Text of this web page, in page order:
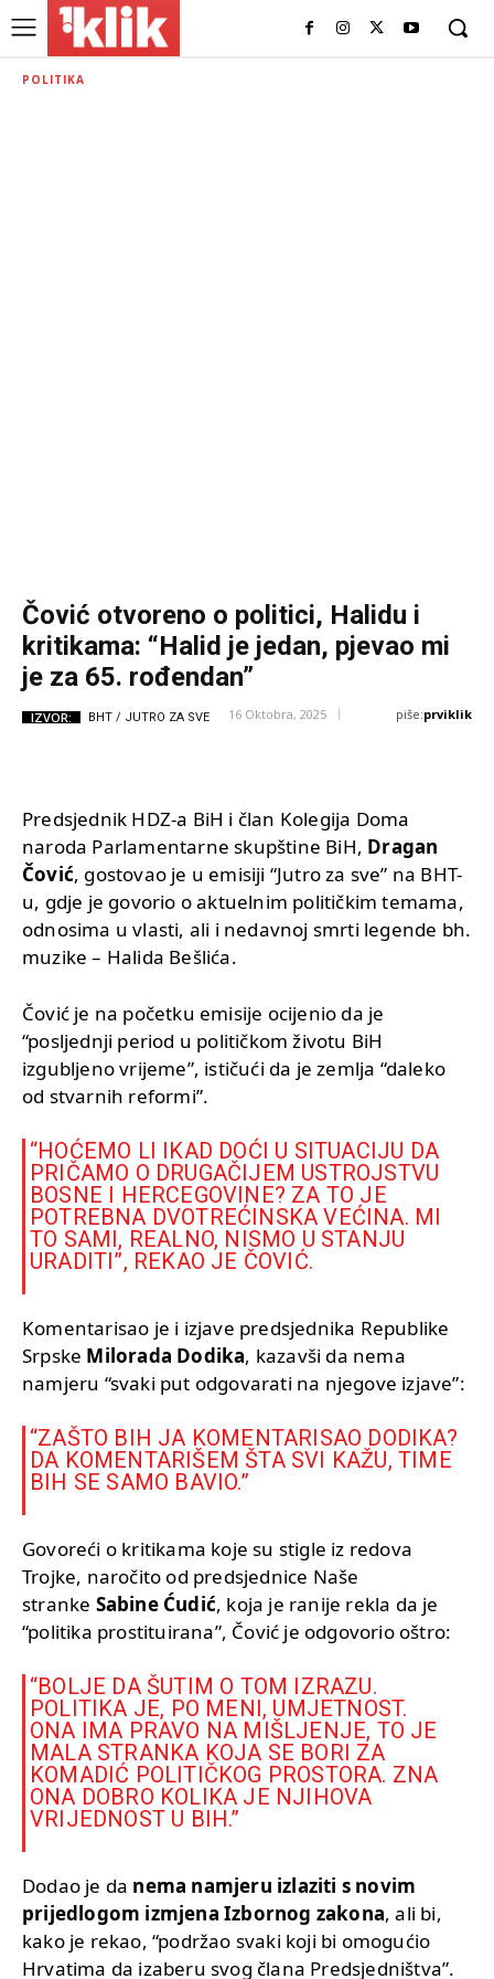
POLITIKA
Čović otvoreno o politici, Halidu i
kritikama: “Halid je jedan, pjevao mi
je za 65. rođendan”
IZVOR: BHT / JUTRO ZA SVE 16 Oktobra, 2025 piše:prviklik
Predsjednik HDZ-a BiH i član Kolegija Doma
naroda Parlamentarne skupštine BiH, Dragan
Čović, gostovao je u emisiji “Jutro za sve” na BHT-
u, gdje je govorio o aktuelnim političkim temama,
odnosima u vlasti, ali i nedavnoj smrti legende bh.
muzike – Halida Bešlića.
Čović je na početku emisije ocijenio da je
“posljednji period u političkom životu BiH
izgubljeno vrijeme”, ističući da je zemlja “daleko
od stvarnih reformi”.
“HOĆEMO LI IKAD DOĆI U SITUACIJU DA
PRIČAMO O DRUGAČIJEM USTROJSTVU
BOSNE I HERCEGOVINE? ZA TO JE
POTREBNA DVOTREĆINSKA VEĆINA. MI
TO SAMI, REALNO, NISMO U STANJU
URADITI”, REKAO JE ČOVIĆ.
Komentarisao je i izjave predsjednika Republike
Srpske Milorada Dodika, kazavši da nema
namjeru “svaki put odgovarati na njegove izjave”:
“ZAŠTO BIH JA KOMENTARISAO DODIKA?
DA KOMENTARIŠEM ŠTA SVI KAŽU, TIME
BIH SE SAMO BAVIO.”
Govoreći o kritikama koje su stigle iz redova
Trojke, naročito od predsjednice Naše
stranke Sabine Ćudić, koja je ranije rekla da je
“politika prostituirana”, Čović je odgovorio oštro:
“BOLJE DA ŠUTIM O TOM IZRAZU.
POLITIKA JE, PO MENI, UMJETNOST.
ONA IMA PRAVO NA MIŠLJENJE, TO JE
MALA STRANKA KOJA SE BORI ZA
KOMADIĆ POLITIČKOG PROSTORA. ZNA
ONA DOBRO KOLIKA JE NJIHOVA
VRIJEDNOST U BIH.”
Dodao je da nema namjeru izlaziti s novim
prijedlogom izmjena Izbornog zakona, ali bi,
kako je rekao, “podržao svaki koji bi omogućio
Hrvatima da izaberu svog člana Predsjedništva”.